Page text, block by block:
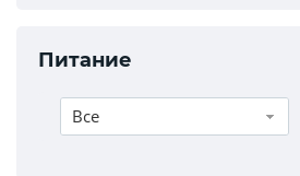
Питание
Все